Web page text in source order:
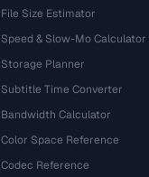
File Size Estimator
Speed & Slow-Mo Calculator
Storage Planner
Subtitle Time Converter
Bandwidth Calculator
Color Space Reference
Codec Reference